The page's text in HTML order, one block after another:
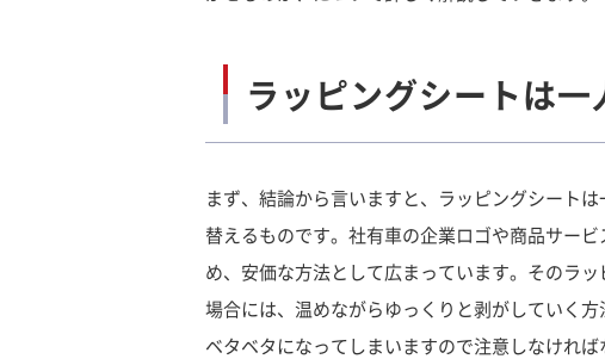
ラッピングシートは
まず、結論から言いますと、ラッピングシート
替えるものです。社有車の企業ロゴや商品サー
め、安価な方法として広まっています。そのラ
場合には、温めながらゆっくりと剥がしていく
ベタベタになってしまいますので注意しなけれ